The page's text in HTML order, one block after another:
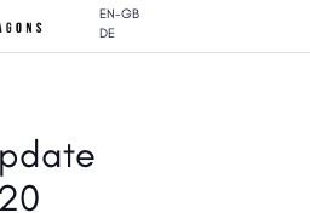
EN-GB
DE